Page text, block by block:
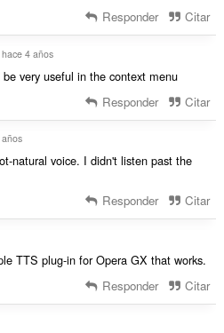
Responder Citar
hace 4 años
very useful in the context menu
Responder Citar
natural voice. I didn't listen past the
Responder Citar
TTS plug-in for Opera GX that works.
Responder Citar